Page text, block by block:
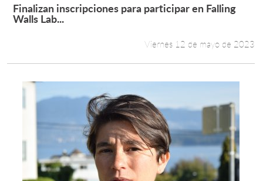
Leer más +
Finalizan inscripciones para participar en Falling
Walls Lab...
Viernes 12 de mayo de 2023